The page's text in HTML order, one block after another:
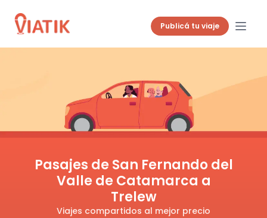
Publicá tu viaje
Pasajes de San Fernando del
Valle de Catamarca a
Trelew
Viajes compartidos al mejor precio